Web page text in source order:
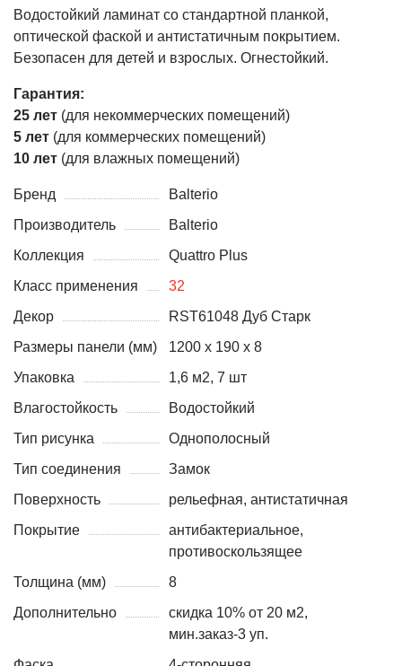
Водостойкий ламинат со стандартной планкой,
оптической фаской и антистатичным покрытием.
Безопасен для детей и взрослых. Огнестойкий.
Гарантия:
25 лет (для некоммерческих помещений)
5 лет (для коммерческих помещений)
10 лет (для влажных помещений)
Бренд
Balterio
Производитель
Balterio
Коллекция
Quattro Plus
Класс применения
32
Декор
RST61048 Дуб Старк
Размеры панели (мм)
1200 x 190 x 8
Упаковка
1,6 м2, 7 шт
Влагостойкость
Водостойкий
Тип рисунка
Однополосный
Тип соединения
Замок
Поверхность
рельефная, антистатичная
Покрытие
антибактериальное,
противоскользящее
Толщина (мм)
8
Дополнительно
скидка 10% от 20 м2,
мин.заказ-3 уп.